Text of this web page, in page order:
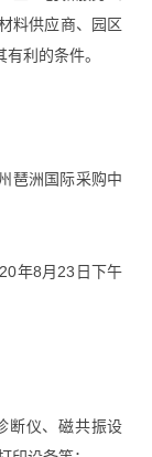
料供应商、园区
利的条件。
琶洲国际采购中
年8月23日下午
断仪、磁共振设